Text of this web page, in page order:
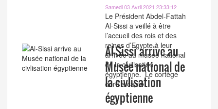
Samedi 03 Avril 2021 23:33:12
Le Président Abdel-Fattah
Al-Sissi a veillé à être
l’accueil des rois et des
reines d’Egypte à leur
arrivée au musée national
de la civilisation
égyptienne. Le cortège
doré a capté...
Al-Sissi arrive au
Musée national de
la civlisation
égyptienne